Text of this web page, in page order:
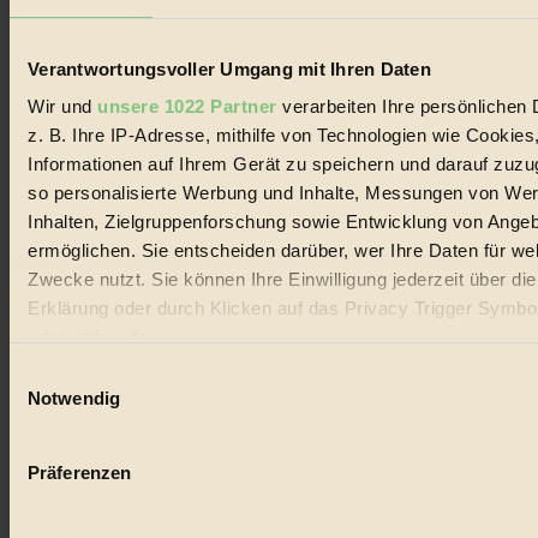
Verantwortungsvoller Umgang mit Ihren Daten
Wir und unsere 1022 Partner verarbeiten Ihre persönlichen
z. B. Ihre IP-Adresse, mithilfe von Technologien wie
Informationen auf Ihrem Gerät zu speichern und darauf
so personalisierte Werbung und Inhalte, Messungen von
Inhalten, Zielgruppenforschung sowie Entwicklung von
ermöglichen. Sie entscheiden darüber, wer Ihre Daten für
Zwecke nutzt. Sie können Ihre Einwilligung jederzeit über
Erklärung oder durch Klicken auf das Privacy Trigger
Wenn Sie es erlauben, würden wir auch gerne:
Ihr Gerät durch aktives Scannen nach bestimmten
Notwendig
Präferenzen
alternativer Energien.
Social Media
22.601 Fans auf Facebook
3.415 Follower auf Twitter
Themen
Bio